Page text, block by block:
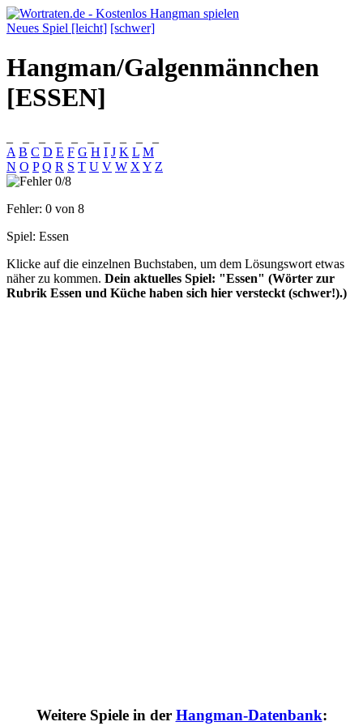
Neues Spiel [leicht] [schwer]
Hangman/Galgenmännchen
[ESSEN]
A B C D E F G H I J K L M
N O P Q R S T U V W X Y Z
Fehler: 0 von 8
Spiel: Essen
Klicke auf die einzelnen Buchstaben, um dem Lösungswort etwas
näher zu kommen. Dein aktuelles Spiel: "Essen" (Wörter zur
Rubrik Essen und Küche haben sich hier versteckt (schwer!).)
Weitere Spiele in der Hangman-Datenbank: